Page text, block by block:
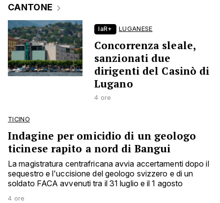
CANTONE
laR+ LUGANESE
Concorrenza sleale,
sanzionati due
dirigenti del Casinò di
Lugano
4 ore
TICINO
Indagine per omicidio di un geologo
ticinese rapito a nord di Bangui
La magistratura centrafricana avvia accertamenti dopo il
sequestro e l'uccisione del geologo svizzero e di un
soldato FACA avvenuti tra il 31 luglio e il 1 agosto
4 ore